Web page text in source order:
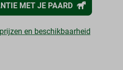
MET JE PAARD
en beschikbaarheid